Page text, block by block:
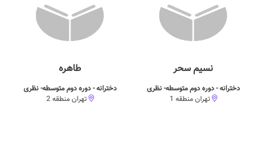
نسیم سحر
دخترانه - دوره دوم متوسطه- نظری
تهران منطقه 1
طاهره
دخترانه - دوره دوم متوسطه- نظری
تهران منطقه 2